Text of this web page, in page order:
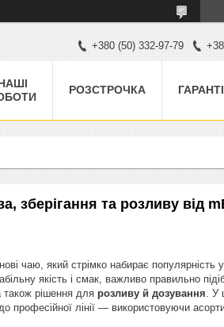
+380 (50) 332-97-79
РОЗСТРОЧКА
зберігання та розливу від
чаю, який стрімко набирає популярність у
якість і смак, важливо правильно
також рішення для розливу й дозування .
професійної лінії — використовуючи